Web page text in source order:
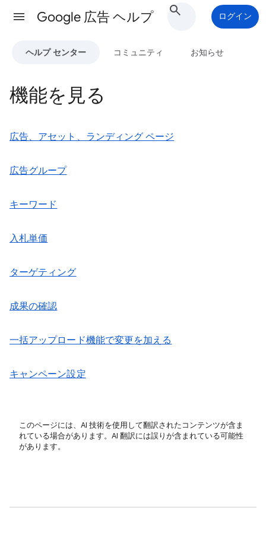
Google 広告 ヘルプ ログイン
ヘルプ センター コミュニティ お知らせ
機能を見る
広告、アセット、ランディング ページ
広告グループ
キーワード
入札単価
ターゲティング
成果の確認
一括アップロード機能で変更を加える
キャンペーン設定
このページには、AI 技術を使用して翻訳されたコンテンツが含ま
れている場合があります。AI 翻訳には誤りが含まれている可能性
があります。